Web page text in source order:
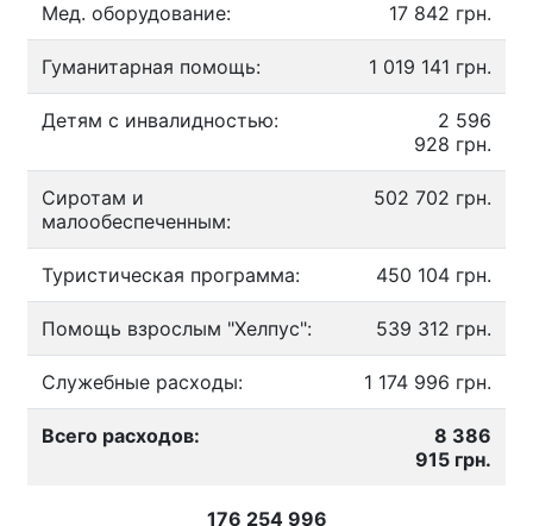
Мед. оборудование: 17 842 грн.
Гуманитарная помощь: 1 019 141 грн.
Детям с инвалидностью:
2 596
928 грн.
Сиротам и
малообеспеченным:
502 702 грн.
Туристическая программа: 450 104 грн.
Помощь взрослым "Хелпус": 539 312 грн.
Служебные расходы: 1 174 996 грн.
Всего расходов:
8 386
915 грн.
176 254 996